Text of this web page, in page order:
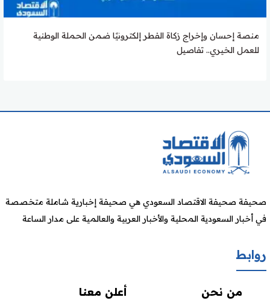
منصة إحسان وإخراج زكاة الفطر إلكترونيًا ضمن الحملة الوطنية
للعمل الخيري.. تفاصيل
صحيفة صحيفة الاقتصاد السعودي هي صحيفة إخبارية شاملة متخصصة
في أخبار السعودية المحلية والأخبار العربية والعالمية على مدار الساعة
روابط
من نحن أعلن معنا